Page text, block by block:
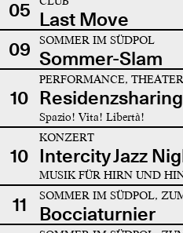
05 Last Move
09
SOMMER IM SÜDPOL
Sommer-Slam
10
PERFORMANCE, THEATER
Spazio! Vita! Libertà!
10
KONZERT
Intercity Jazz
MUSIK FÜR HIRN UND
11 SOMMER IM SÜDPOL,
Bocciaturnier